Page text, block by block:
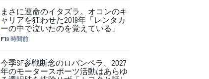
F19 時間前
まさに運命のイタズラ。オコンのキ
ャリアを狂わせた2019年「レンタカ
ーの中で泣いたのを覚えている」
今季SF参戦断念のロバンペラ、2027
年のモータースポーツ活動はあらゆ